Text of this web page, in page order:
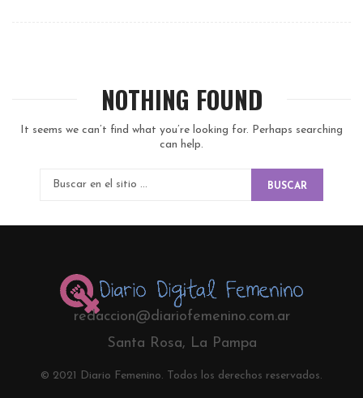
NOTHING FOUND
It seems we can’t find what you’re looking for. Perhaps searching
can help.
BUSCAR
redaccion@diariofemenino.com.ar
Santa Rosa, La Pampa
© 2021 Diario Femenino. Todos los derechos reservados.